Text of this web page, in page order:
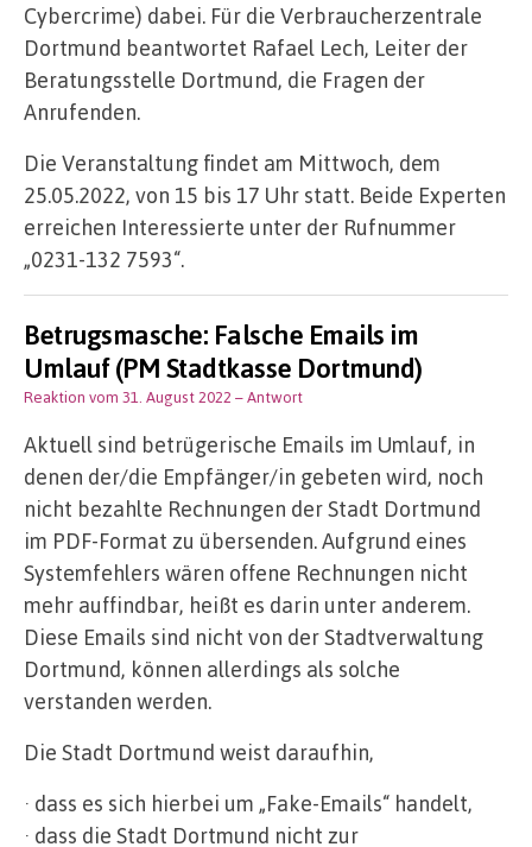
Cybercrime) dabei. Für die Verbraucherzentrale
Dortmund beantwortet Rafael Lech, Leiter der
Beratungsstelle Dortmund, die Fragen der
Anrufenden.
Die Veranstaltung findet am Mittwoch, dem
25.05.2022, von 15 bis 17 Uhr statt. Beide Experten
erreichen Interessierte unter der Rufnummer
„0231-132 7593“.
Betrugsmasche: Falsche Emails im
Umlauf (PM Stadtkasse Dortmund)
Reaktion vom 31. August 2022 – Antwort
Aktuell sind betrügerische Emails im Umlauf, in
denen der/die Empfänger/in gebeten wird, noch
nicht bezahlte Rechnungen der Stadt Dortmund
im PDF-Format zu übersenden. Aufgrund eines
Systemfehlers wären offene Rechnungen nicht
mehr auffindbar, heißt es darin unter anderem.
Diese Emails sind nicht von der Stadtverwaltung
Dortmund, können allerdings als solche
verstanden werden.
Die Stadt Dortmund weist daraufhin,
· dass es sich hierbei um „Fake-Emails“ handelt,
· dass die Stadt Dortmund nicht zur